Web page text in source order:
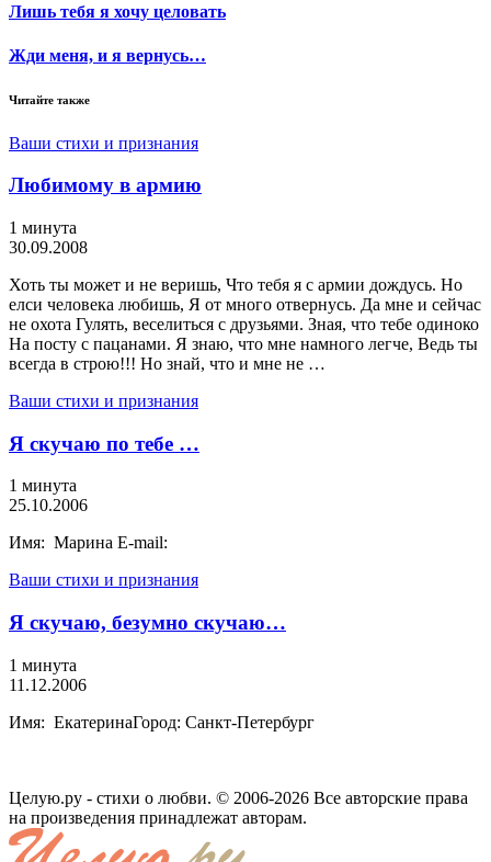
Лишь тебя я хочу целовать
Жди меня, и я вернусь…
Читайте также
Ваши стихи и признания
Любимому в армию
1 минута
30.09.2008
Хоть ты может и не веришь, Что тебя я с армии дождусь. Но
елси человека любишь, Я от много отвернусь. Да мне и сейчас
не охота Гулять, веселиться с друзьями. Зная, что тебе одиноко
На посту с пацанами. Я знаю, что мне намного легче, Ведь ты
всегда в строю!!! Но знай, что и мне не …
Ваши стихи и признания
Я скучаю по тебе …
1 минута
25.10.2006
Имя: Марина E-mail:
Ваши стихи и признания
Я скучаю, безумно скучаю…
1 минута
11.12.2006
Имя: ЕкатеринаГород: Санкт-Петербург
Целую.ру - стихи о любви. © 2006-2026 Все авторские права
на произведения принадлежат авторам.